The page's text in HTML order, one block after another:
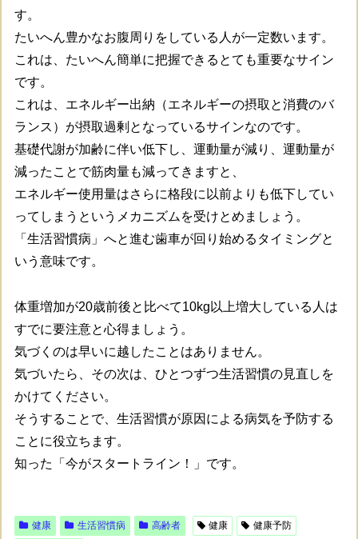
す。
たいへん豊かなお腹周りをしている人が一定数います。
これは、たいへん簡単に把握できるとても重要なサイン
です。
これは、エネルギー出納（エネルギーの摂取と消費のバ
ランス）が摂取過剰となっているサインなのです。
基礎代謝が加齢に伴い低下し、運動量が減り、運動量が
減ったことで筋肉量も減ってきますと、
エネルギー使用量はさらに格段に以前よりも低下してい
ってしまうというメカニズムを受けとめましょう。
「生活習慣病」へと進む歯車が回り始めるタイミングと
いう意味です。
体重増加が20歳前後と比べて10kg以上増大している人は
すでに要注意と心得ましょう。
気づくのは早いに越したことはありません。
気づいたら、その次は、ひとつずつ生活習慣の見直しを
かけてください。
そうすることで、生活習慣が原因による病気を予防する
ことに役立ちます。
知った「今がスタートライン！」です。
健康 生活習慣病 高齢者 健康
健康予防